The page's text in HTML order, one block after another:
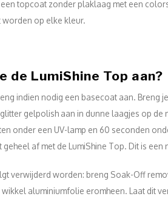
een topcoat zonder plaklaag met een
op elke kleur.
de LumiShine Top aan?
indien nodig een basecoat aan. Breng
gelpolish aan in dunne laagjes op
onder een UV-lamp en 60 seconden
af met de LumiShine Top. Dit is
verwijderd worden: breng Soak-Off
aluminiumfolie eromheen. Laat dit